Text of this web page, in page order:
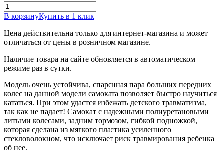
В корзинуКупить в 1 клик
Цена действительна только для интернет-магазина и может
отличаться от цены в розничном магазине.
Наличие товара на сайте обновляется в автоматическом
режиме раз в сутки.
Модель очень устойчива, спаренная пара больших передних
колес на данной модели самоката позволяет быстро научиться
кататься. При этом удастся избежать детского травматизма,
так как не падает! Самокат с надежными полиуретановыми
литыми колесами, задним тормозом, гибкой подножкой,
которая сделана из мягкого пластика усиленного
стекловолокном, что исключает риск травмирования ребенка
об нее.